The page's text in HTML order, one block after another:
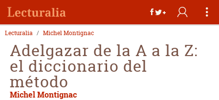
Lecturalia Michel Montignac
Adelgazar de la A a la Z:
el diccionario del
método
Michel Montignac